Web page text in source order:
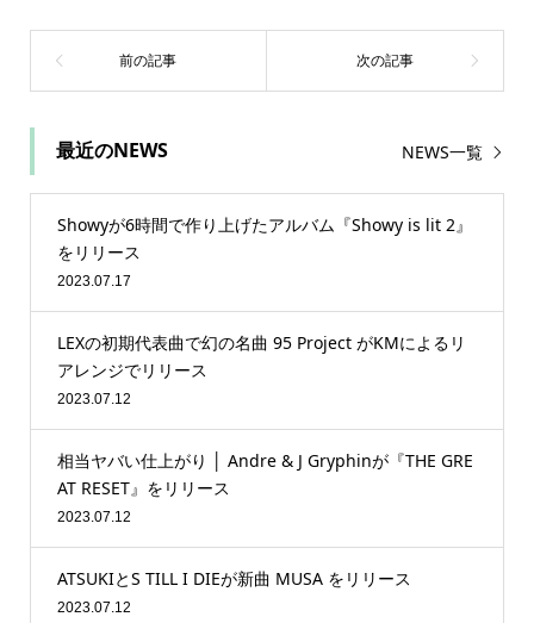
最近のNEWS NEWS一覧
Showyが6時間で作り上げたアルバム『Showy is lit 2』
をリリース
2023.07.17
LEXの初期代表曲で幻の名曲 95 Project がKMによるリ
アレンジでリリース
2023.07.12
相当ヤバい仕上がり │ Andre & J Gryphinが『THE GRE
AT RESET』をリリース
2023.07.12
ATSUKIとS TILL I DIEが新曲 MUSA をリリース
2023.07.12